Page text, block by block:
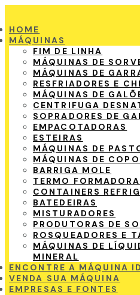
HOME
MÁQUINAS
FIM DE LINHA
MÁQUINAS DE
MÁQUINAS DE
RESFRIADORES E
MÁQUINAS DE
CENTRIFUGA
SOPRADORES DE
EMPACOTADORAS
ESTEIRAS
MÁQUINAS DE
MÁQUINAS DE
BARRIGA MOLE
TERMO
CONTAINERS
BATEDEIRAS
MISTURADORES
PRODUTORAS DE
ROSQUEADORES E
MÁQUINAS DE
MINERAL
ENCONTRE A MÁQUINA
VENDA SUA MÁQUINA
EMPRESAS E FONTES